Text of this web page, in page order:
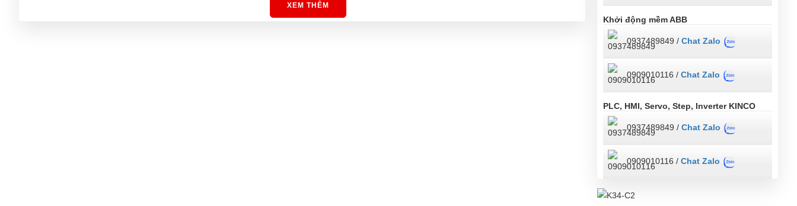
XEM THÊM
Khởi động mềm ABB
0937489849 / Chat Zalo
0909010116 / Chat Zalo
PLC, HMI, Servo, Step, Inverter KINCO
0937489849 / Chat Zalo
0909010116 / Chat Zalo